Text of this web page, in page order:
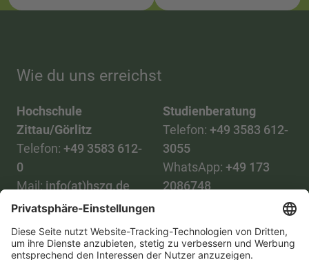
Wie du uns erreichst
Hochschule
Zittau/Görlitz
Telefon: +49 3583 612-
0
Mail: info(at)hszg.de
Studienberatung
Telefon: +49 3583 612-
3055
WhatsApp: +49 173
2086748